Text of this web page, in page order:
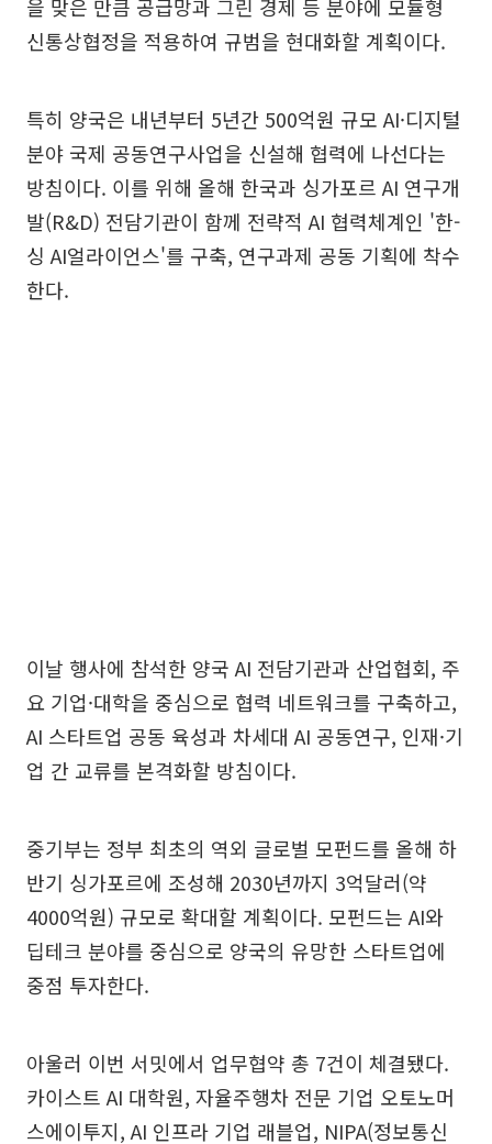
을 맞은 만큼 공급망과 그린 경제 등 분야에 모듈형
신통상협정을 적용하여 규범을 현대화할 계획이다.
특히 양국은 내년부터 5년간 500억원 규모 AI·디지털
분야 국제 공동연구사업을 신설해 협력에 나선다는
방침이다. 이를 위해 올해 한국과 싱가포르 AI 연구개
발(R&D) 전담기관이 함께 전략적 AI 협력체계인 '한-
싱 AI얼라이언스'를 구축, 연구과제 공동 기획에 착수
한다.
이날 행사에 참석한 양국 AI 전담기관과 산업협회, 주
요 기업·대학을 중심으로 협력 네트워크를 구축하고,
AI 스타트업 공동 육성과 차세대 AI 공동연구, 인재·기
업 간 교류를 본격화할 방침이다.
중기부는 정부 최초의 역외 글로벌 모펀드를 올해 하
반기 싱가포르에 조성해 2030년까지 3억달러(약
4000억원) 규모로 확대할 계획이다. 모펀드는 AI와
딥테크 분야를 중심으로 양국의 유망한 스타트업에
중점 투자한다.
아울러 이번 서밋에서 업무협약 총 7건이 체결됐다.
카이스트 AI 대학원, 자율주행차 전문 기업 오토노머
스에이투지, AI 인프라 기업 래블업, NIPA(정보통신